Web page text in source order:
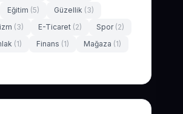
Eğitim (5) Güzellik (3)
(3) E-Ticaret (2) Spor (2)
(1) Finans (1) Mağaza (1)